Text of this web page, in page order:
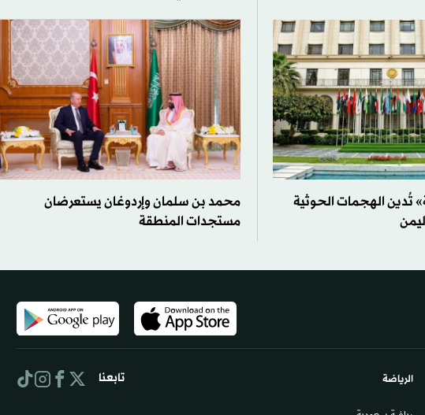
تُدين الهجمات الحوثية
محمد بن سلمان وإردوغان يستعرضان
مستجدات المنطقة
الرياضة تابعنا